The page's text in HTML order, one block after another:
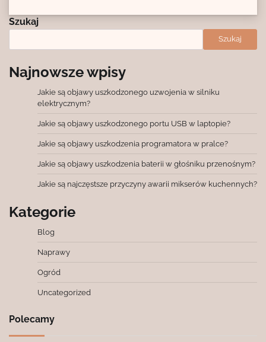
Szukaj
Szukaj
Najnowsze wpisy
Jakie są objawy uszkodzonego uzwojenia w silniku
elektrycznym?
Jakie są objawy uszkodzonego portu USB w laptopie?
Jakie są objawy uszkodzenia programatora w pralce?
Jakie są objawy uszkodzenia baterii w głośniku przenośnym?
Jakie są najczęstsze przyczyny awarii mikserów kuchennych?
Kategorie
Blog
Naprawy
Ogród
Uncategorized
Polecamy